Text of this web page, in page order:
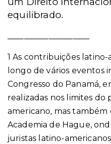
equilibrado.
1 As contribuições
longo de vários eventos
Congresso do Panamá,
realizadas nos limites
americano, mas
Academia de Hague,
juristas latino-